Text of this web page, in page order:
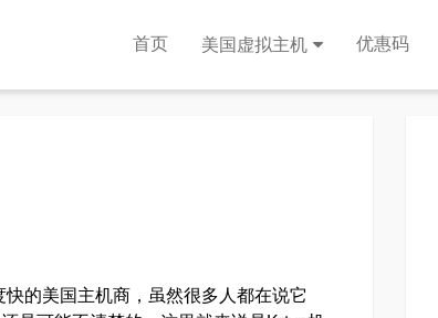
首页 美国虚拟主机 优惠码
的美国主机商，虽然很多人都在说它